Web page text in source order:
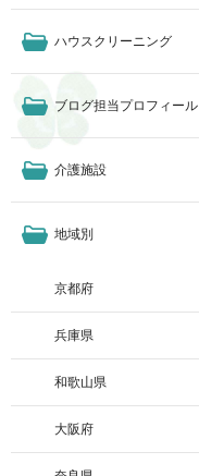
ハウスクリーニング
ブログ担当プロフィール
介護施設
地域別
京都府
兵庫県
和歌山県
大阪府